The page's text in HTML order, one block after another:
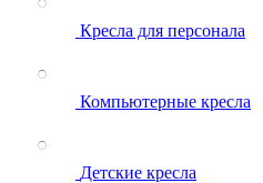
Кресла для персонала
Компьютерные кресла
Детские кресла